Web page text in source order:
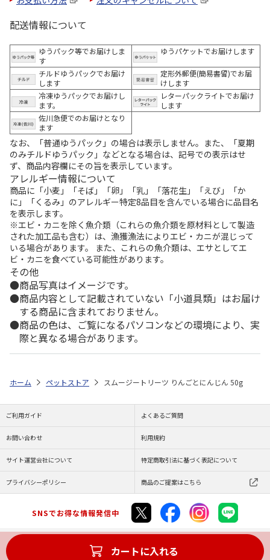
配送情報について
ゆうパック等でお届けしま
す
ゆうパケットでお届けします
チルドゆうパックでお届け
します
定形外郵便(簡易書留)でお届
けします
冷凍ゆうパックでお届けし
ます。
レターパックライトでお届け
します
佐川急便でのお届けとなり
ます
なお、「普通ゆうパック」の場合は表示しません。また、「夏期
のみチルドゆうパック」などとなる場合は、記号での表示はせ
ず、商品内容欄にその旨を表示しています。
アレルギー情報について
商品に「小麦」「そば」「卵」「乳」「落花生」「えび」「か
に」「くるみ」のアレルギー特定8品目を含んでいる場合に品目名
を表示します。
※エビ・カニを除く魚介類（これらの魚介類を原材料として製造
された加工品も含む）は、漁獲漁法によりエビ・カニが混じって
いる場合があります。 また、これらの魚介類は、エサとしてエ
ビ・カニを食べている可能性があります。
その他
商品写真はイメージです。
商品内容として記載されていない「小道具類」はお届け
する商品に含まれておりません。
商品の色は、ご覧になるパソコンなどの環境により、実
際と異なる場合があります。
カートに入れる
ホーム ペットストア スムージートリーツ りんごとにんじん 50g
ご利用ガイド よくあるご質問
お問い合わせ 利用規約
サイト運営会社について 特定商取引法に基づく表記について
プライバシーポリシー 商品のご提案はこちら
SNSでお得な情報発信中